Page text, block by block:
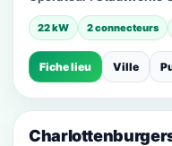
22 kW 2 connecteurs
Fiche lieu Ville